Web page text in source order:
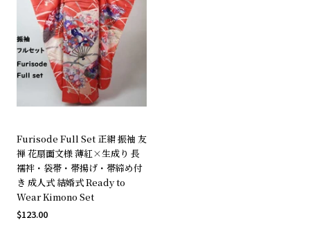
Furisode Full Set 正絹 振袖 友
禅 花扇面文様 薄紅×生成り 長
襦袢・袋帯・帯揚げ・帯締め付
き 成人式 結婚式 Ready to
Wear Kimono Set
$123.00